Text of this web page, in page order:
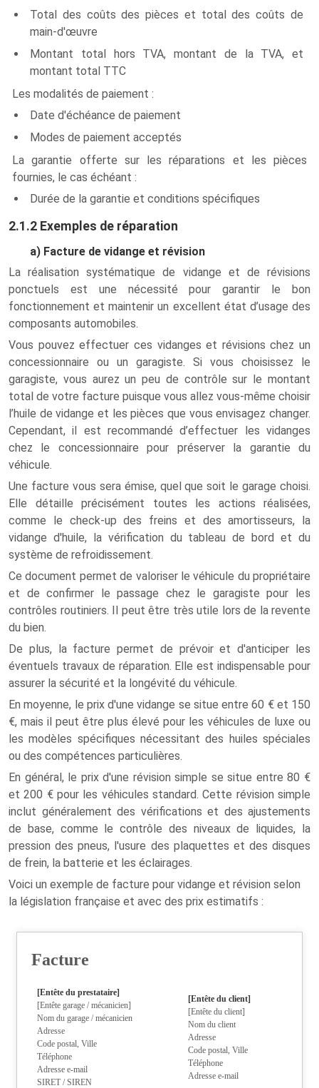
Total des coûts des pièces et total des coûts de
main-d'œuvre
Montant total hors TVA, montant de la TVA, et
montant total TTC
Les modalités de paiement :
Date d'échéance de paiement
Modes de paiement acceptés
La garantie offerte sur les réparations et les pièces
fournies, le cas échéant :
Durée de la garantie et conditions spécifiques
2.1.2 Exemples de réparation
a) Facture de vidange et révision
La réalisation systématique de vidange et de révisions
ponctuels est une nécessité pour garantir le bon
fonctionnement et maintenir un excellent état d’usage des
composants automobiles.
Vous pouvez effectuer ces vidanges et révisions chez un
concessionnaire ou un garagiste. Si vous choisissez le
garagiste, vous aurez un peu de contrôle sur le montant
total de votre facture puisque vous allez vous-même choisir
l’huile de vidange et les pièces que vous envisagez changer.
Cependant, il est recommandé d’effectuer les vidanges
chez le concessionnaire pour préserver la garantie du
véhicule.
Une facture vous sera émise, quel que soit le garage choisi.
Elle détaille précisément toutes les actions réalisées,
comme le check-up des freins et des amortisseurs, la
vidange d'huile, la vérification du tableau de bord et du
système de refroidissement.
Ce document permet de valoriser le véhicule du propriétaire
et de confirmer le passage chez le garagiste pour les
contrôles routiniers. Il peut être très utile lors de la revente
du bien.
De plus, la facture permet de prévoir et d'anticiper les
éventuels travaux de réparation. Elle est indispensable pour
assurer la sécurité et la longévité du véhicule.
En moyenne, le prix d'une vidange se situe entre 60 € et 150
€, mais il peut être plus élevé pour les véhicules de luxe ou
les modèles spécifiques nécessitant des huiles spéciales
ou des compétences particulières.
En général, le prix d'une révision simple se situe entre 80 €
et 200 € pour les véhicules standard. Cette révision simple
inclut généralement des vérifications et des ajustements
de base, comme le contrôle des niveaux de liquides, la
pression des pneus, l'usure des plaquettes et des disques
de frein, la batterie et les éclairages.
Voici un exemple de facture pour vidange et révision selon
la législation française et avec des prix estimatifs :
Facture
[Entête du prestataire]
[Entête garage / mécanicien]
Nom du garage / mécanicien
Adresse
Code postal, Ville
Téléphone
Adresse e-mail
SIRET / SIREN
[Entête du client]
[Entête du client]
Nom du client
Adresse
Code postal, Ville
Téléphone
Adresse e-mail